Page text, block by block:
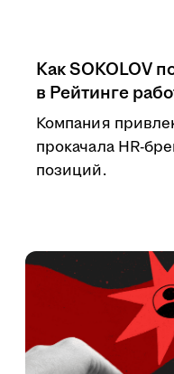
Как SOKOLOV
в Рейтинге
Компания
прокачала HR-
позиций.